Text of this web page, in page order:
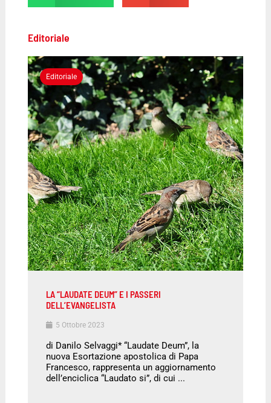
Editoriale
Editoriale
LA “LAUDATE DEUM” E I PASSERI
DELL’EVANGELISTA
5 Ottobre 2023
di Danilo Selvaggi* “Laudate Deum”, la
nuova Esortazione apostolica di Papa
Francesco, rappresenta un aggiornamento
dell’enciclica “Laudato si”, di cui ...